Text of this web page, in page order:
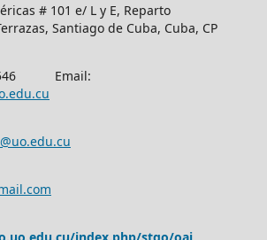
# 101 e/ L y E, Reparto
Santiago de Cuba, Cuba, CP
Email:
index.php/stgo/oai